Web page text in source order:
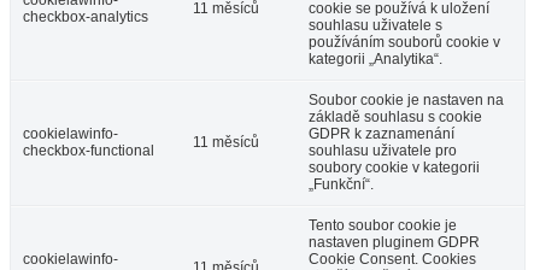
checkbox-analytics
11 měsíců
cookie se používá k uložení
souhlasu uživatele s
používáním souborů cookie v
kategorii „Analytika“.
cookielawinfo-
checkbox-functional
11 měsíců
Soubor cookie je nastaven na
základě souhlasu s cookie
GDPR k zaznamenání
souhlasu uživatele pro
soubory cookie v kategorii
„Funkční“.
cookielawinfo-
Tento soubor cookie je
nastaven pluginem GDPR
Cookie Consent. Cookies